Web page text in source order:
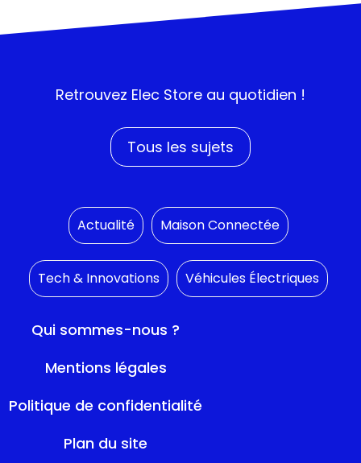
Actualité Maison Connectée
Tech & Innovations Véhicules Électriques
Retrouvez Elec Store au quotidien !
Tous les sujets
Qui sommes-nous ?
Mentions légales
Politique de confidentialité
Plan du site